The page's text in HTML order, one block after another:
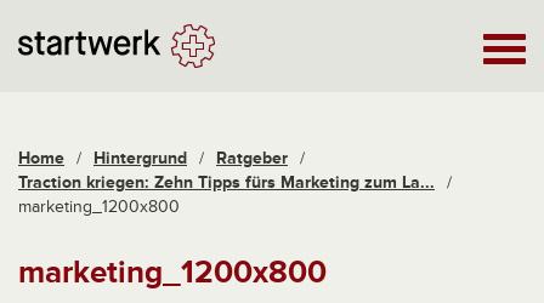
Home / Hintergrund / Ratgeber /
Traction kriegen: Zehn Tipps fürs Marketing zum La...
/
marketing_1200x800
marketing_1200x800